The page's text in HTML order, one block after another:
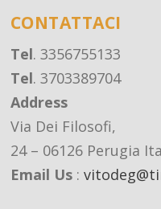
CONTATTACI
Tel. 3356755133
Tel. 3703389704
Address
Via Dei Filosofi,
24 – 06126 Perugia
Email Us: